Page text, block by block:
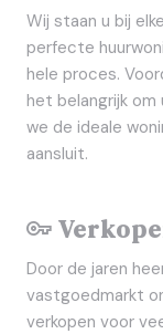
Wij staan u bij
perfecte
hele proces.
het belangrijk om
we de ideale
aansluit.
Door de jaren
vastgoedmarkt
verkopen voor